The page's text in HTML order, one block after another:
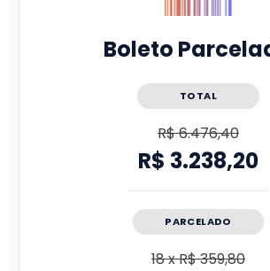
Boleto
TOTAL
R$ 6.476,40
R$ 3.238,20
PARCELADO
18xR$ 359,80